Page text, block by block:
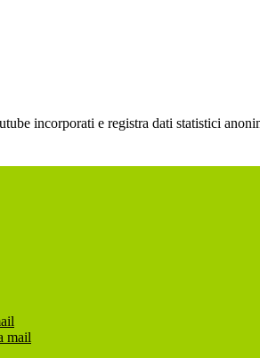
incorporati e registra dati statistici
mail